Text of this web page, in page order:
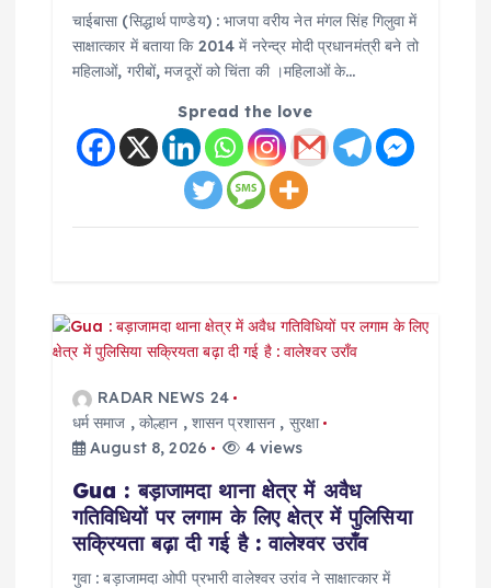
चाईबासा (सिद्धार्थ पाण्डेय) : भाजपा वरीय नेत मंगल सिंह गिलुवा में
साक्षात्कार में बताया कि 2014 में नरेन्द्र मोदी प्रधानमंत्री बने तो
महिलाओं, गरीबों, मजदूरों को चिंता की ।महिलाओं के…
Spread the love
RADAR NEWS 24
धर्म समाज ,कोल्हान , शासन प्रशासन , सुरक्षा
August 8, 2026
4 views
Gua : बड़ाजामदा थाना क्षेत्र में अवैध
गतिविधियों पर लगाम के लिए क्षेत्र में पुलिसिया
सक्रियता बढ़ा दी गई है : वालेश्वर उराँव
गुवा : बड़ाजामदा ओपी प्रभारी वालेश्वर उरांव ने साक्षात्कार में